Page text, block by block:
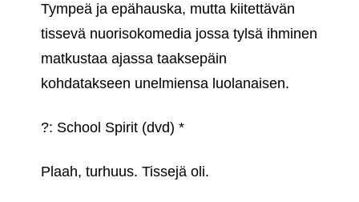
Tympeä ja epähauska, mutta kiitettävän
tissevä nuorisokomedia jossa tylsä ihminen
matkustaa ajassa taaksepäin
kohdatakseen unelmiensa luolanaisen.
?: School Spirit (dvd) *
Plaah, turhuus. Tissejä oli.